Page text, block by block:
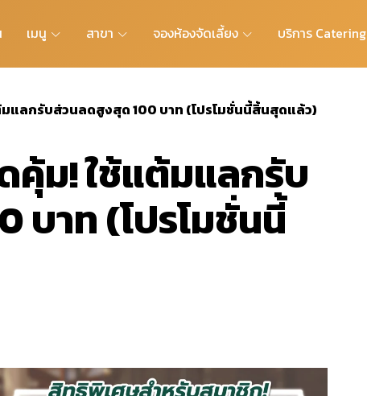
เมนู สาขา จองห้องจัดเลี้ยง บริการ Catering
ลกรับส่วนลดสูงสุด 100 บาท (โปรโมชั่นนี้สิ้นสุดแล้ว)
ม! ใช้แต้มแลกรับ
บาท (โปรโมชั่นนี้